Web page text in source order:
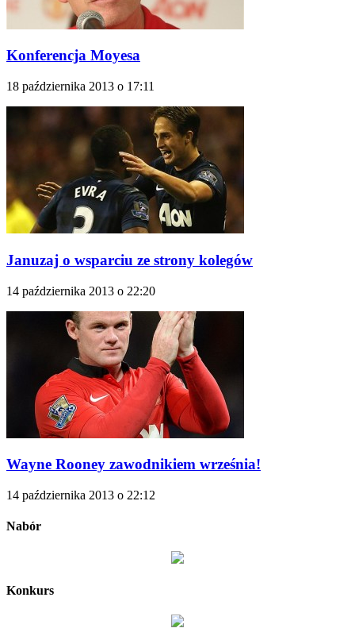
Konferencja Moyesa
18 października 2013 o 17:11
Januzaj o wsparciu ze strony kolegów
14 października 2013 o 22:20
Wayne Rooney zawodnikiem września!
14 października 2013 o 22:12
Nabór
Konkurs